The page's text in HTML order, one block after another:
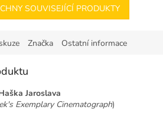
SOUVISEJÍCÍ PRODUKTY
Značka Ostatní informace
Jaroslava
Exemplary Cinematograph)